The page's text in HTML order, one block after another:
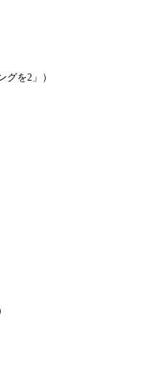
を2」）